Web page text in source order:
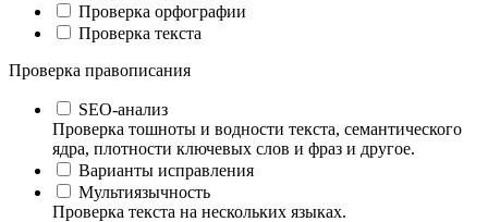
Проверка орфографии
Проверка текста
Проверка правописания
SEO-анализ
Проверка тошноты и водности текста, семантического
ядра, плотности ключевых слов и фраз и другое.
Варианты исправления
Мультиязычность
Проверка текста на нескольких языках.